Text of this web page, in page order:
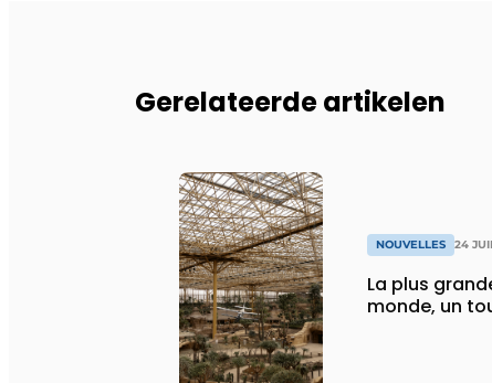
Gerelateerde artikelen
NOUVELLES 24
La plus
monde, un